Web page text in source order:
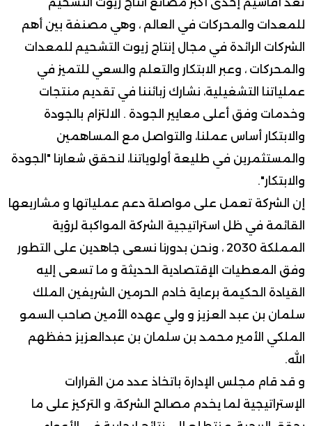
للمعدات والمحركات في العالم ، وهي مصنفة بين أهم
الشركات الرائدة في مجال إنتاج زيوت التشحيم للمعدات
والمحركات ، وعبر الابتكار والتعلم والسعي للتميز في
عملياتنا التشغيلية، نشارك زبائننا في تقديم منتجات
وخدمات وفق أعلى معايير الجودة . الالتزام بالجودة
والابتكار أساس عملنا، والتواصل مع المساهمين
والمستثمرين في طليعة أولوياتنا، لنحقق شعارنا "الجودة
والابتكار".
إن الشركة تعمل على مواصلة دعم عملياتها و مشاريعها
القائمة في ظل استراتيجية الشركة المواكبة لرؤية
المملكة 2030 ، ونحن بدورنا نسعى جاهدين على التطور
وفق المعطيات الإقتصادية الحديثة و ما تسعى إليه
القيادة الحكيمة برعاية خادم الحرمين الشريفين الملك
سلمان بن عبد العزيز و ولي عهده الأمين صاحب السمو
الملكي الأمير محمد بن سلمان بن عبدالعزيز حفظهم
الله.
و قد قام مجلس الإدارة باتخاذ عدد من القرارات
الإستراتيجية لما يخدم مصالح الشركة، و التركيز على ما